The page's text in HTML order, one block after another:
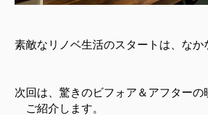
素敵なリノベ生活のスタートは、な
次回は、驚きのビフォア＆アフターの
ご紹介します。